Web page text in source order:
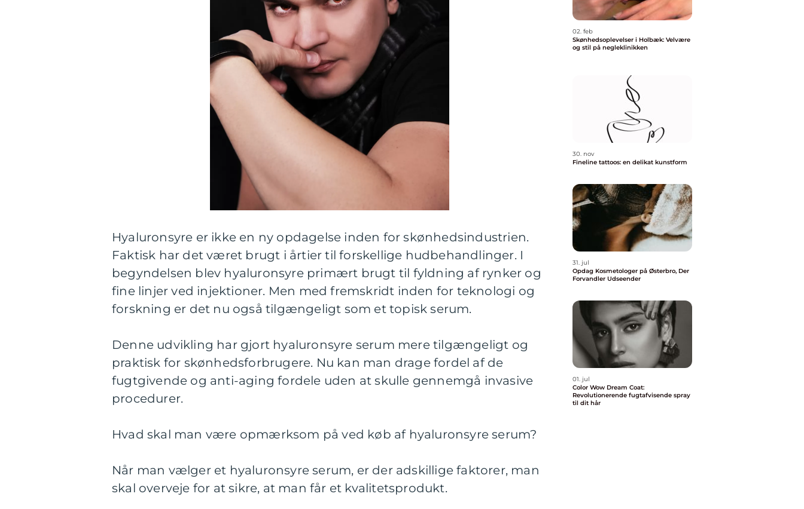
Hyaluronsyre er ikke en ny opdagelse inden for skønhedsindustrien.
Faktisk har det været brugt i årtier til forskellige hudbehandlinger. I
begyndelsen blev hyaluronsyre primært brugt til fyldning af rynker og
fine linjer ved injektioner. Men med fremskridt inden for teknologi og
forskning er det nu også tilgængeligt som et topisk serum.
Denne udvikling har gjort hyaluronsyre serum mere tilgængeligt og
praktisk for skønhedsforbrugere. Nu kan man drage fordel af de
fugtgivende og anti-aging fordele uden at skulle gennemgå invasive
procedurer.
Hvad skal man være opmærksom på ved køb af hyaluronsyre serum?
Når man vælger et hyaluronsyre serum, er der adskillige faktorer, man
skal overveje for at sikre, at man får et kvalitetsprodukt.
02. feb
Skønhedsoplevelser i Holbæk: Velvære
og stil på negleklinikken
30. nov
Fineline tattoos: en delikat kunstform
31. jul
Opdag Kosmetologer på Østerbro, Der
Forvandler Udseender
01. jul
Color Wow Dream Coat:
Revolutionerende fugtafvisende spray
til dit hår